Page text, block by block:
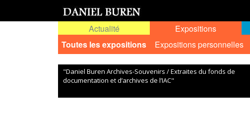
Actualité
Expositions
Toutes les expositions
Expositions personnelles
"Daniel Buren Archives-Souvenirs / Extraites du fonds de
documentation et d’archives de l’IAC"